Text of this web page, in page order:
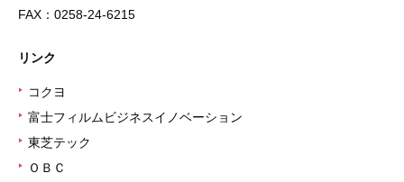
FAX：0258-24-6215
リンク
▶ コクヨ
▶ 富士フィルムビジネスイノベーション
▶ 東芝テック
▶ ＯＢＣ